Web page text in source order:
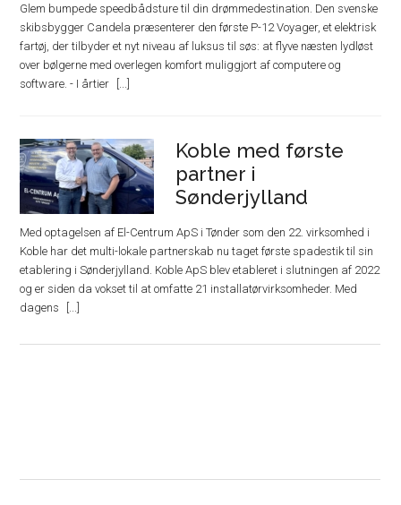
Glem bumpede speedbådsture til din drømmedestination. Den svenske
skibsbygger Candela præsenterer den første P-12 Voyager, et elektrisk
fartøj, der tilbyder et nyt niveau af luksus til søs: at flyve næsten lydløst
over bølgerne med overlegen komfort muliggjort af computere og
software. - I årtier
Koble med første
partner i
Sønderjylland
Med optagelsen af El-Centrum ApS i Tønder som den 22. virksomhed i
Koble har det multi-lokale partnerskab nu taget første spadestik til sin
etablering i Sønderjylland. Koble ApS blev etableret i slutningen af 2022
og er siden da vokset til at omfatte 21 installatørvirksomheder. Med
dagens